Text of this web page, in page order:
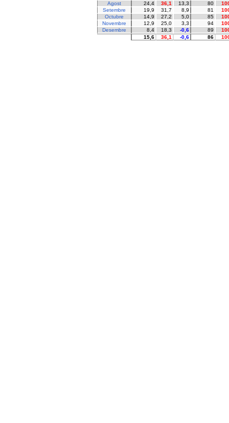
Agost
24,4 36,1 13,3 80
Setembre
19,9 31,7 8,9 81
Octubre
14,9 27,2 5,0 85
Novembre
12,9 25,0 3,3 94
Desembre
8,4 18,3 -0,6 89
15,6
36,1 -0,6 86